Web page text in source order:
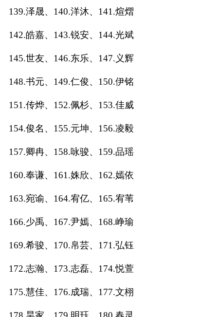
139.泽晟、140.洋沐、141.煊熠
142.皓嘉、143.锐安、144.光斌
145.世友、146.东乐、147.义辉
148.书元、149.仁俊、150.伊铭
151.传烨、152.佩杉、153.佳威
154.俊名、155.元坤、156.凌毅
157.卿冉、158.咏骏、159.品瑶
160.奉谦、161.姝欣、162.嫣依
163.宛谕、164.宥亿、165.宥苇
166.少禹、167.尹嫣、168.峥瑜
169.希骏、170.帛芸、171.弘钰
172.志瀚、173.志磊、174.悦萱
175.慧佳、176.成瑞、177.文栩